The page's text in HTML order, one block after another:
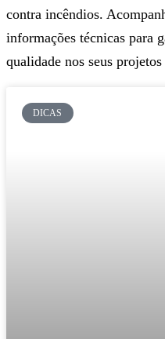
contra incêndios.
informações técnicas para
qualidade nos seus
DICAS